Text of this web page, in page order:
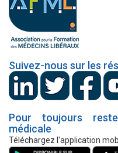
Suivez-nous sur les
Pour toujours
médicale
Téléchargez l'application